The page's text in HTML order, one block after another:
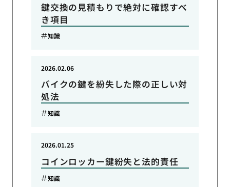
鍵交換の見積もりで絶対に確認すべ
き項目
知識
バイクの鍵を紛失した際の正しい対
処法
2026.02.06
知識
コインロッカー鍵紛失と法的責任
2026.01.25
知識